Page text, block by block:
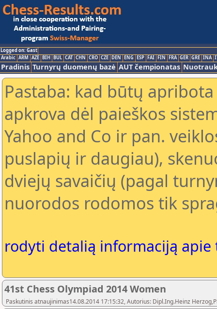
Logged on: Gast
Arabic ARM AZE BIH BUL CAT CHN CRO CZE DEN ENG ESP FAI FIN FRA GER GRE INA
Pradinis Turnyrų duomenų bazė AUT čempionatas
Pastaba: kad būtų
apkrova dėl paieškos
Yahoo and Co ir pan.
puslapių ir daugiau),
dviejų savaičių (pagal
nuorodos rodomos tik
rodyti detalią informaciją
41st Chess Olympiad 2014 Women
Paskutinis atnaujinimas14.08.2014 17:15:32, Autorius: Dipl.Ing.Heinz